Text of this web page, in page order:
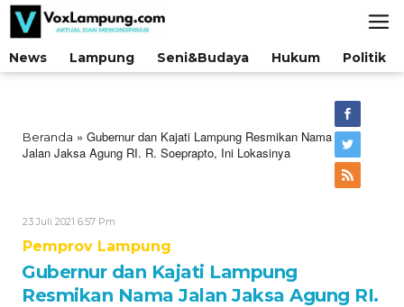
Lewati
konten
News
Lampung Seni&Budaya Hukum Politik
Beranda » Gubernur dan Kajati Lampung Resmikan Nama
Jalan Jaksa Agung RI. R. Soeprapto, Ini Lokasinya
23 Juli 2021 6:57 Pm
Pemprov Lampung
Gubernur dan Kajati Lampung
Resmikan Nama Jalan Jaksa Agung RI.